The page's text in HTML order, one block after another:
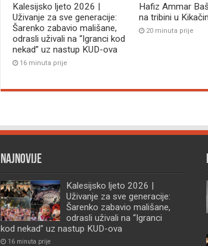
Kalesijsko ljeto 2026 |
Uživanje za sve generacije:
Šarenko zabavio mališane,
odrasli uživali na “Igranci kod
nekad” uz nastup KUD-ova
16 minuta prije
Hafiz Ammar
na tribini u
20 minuta prije
Najnovije
Kalesijsko ljeto 2026 |
Uživanje za sve generacije:
Šarenko zabavio mališane,
odrasli uživali na “Igranci
kod nekad” uz nastup KUD-ova
16 minuta prije